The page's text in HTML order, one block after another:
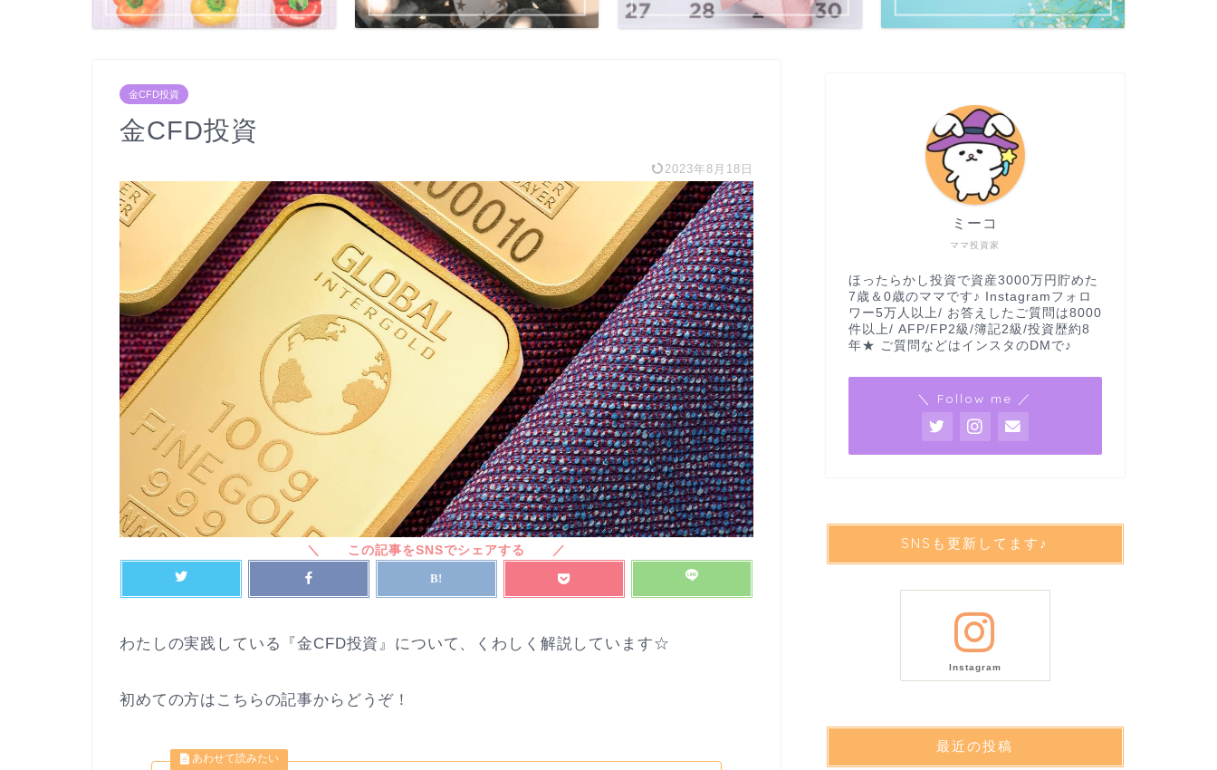
金CFD投資
金CFD投資
2023年8月18日
わたしの実践している『金CFD投資』について、くわしく解説しています☆
初めての方はこちらの記事からどうぞ！
ママ投資家
ミーコ
ほったらかし投資で資産3000万円貯めた
7歳＆0歳のママです♪ Instagramフォロ
ワー5万人以上/ お答えしたご質問は8000
件以上/ AFP/FP2級/簿記2級/投資歴約8
年★ ご質問などはインスタのDMで♪
＼ Follow me ／
SNSも更新してます♪
Instagram
最近の投稿